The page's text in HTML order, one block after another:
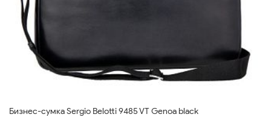
Бизнес-сумка Sergio Belotti 9485 VT Genoa black